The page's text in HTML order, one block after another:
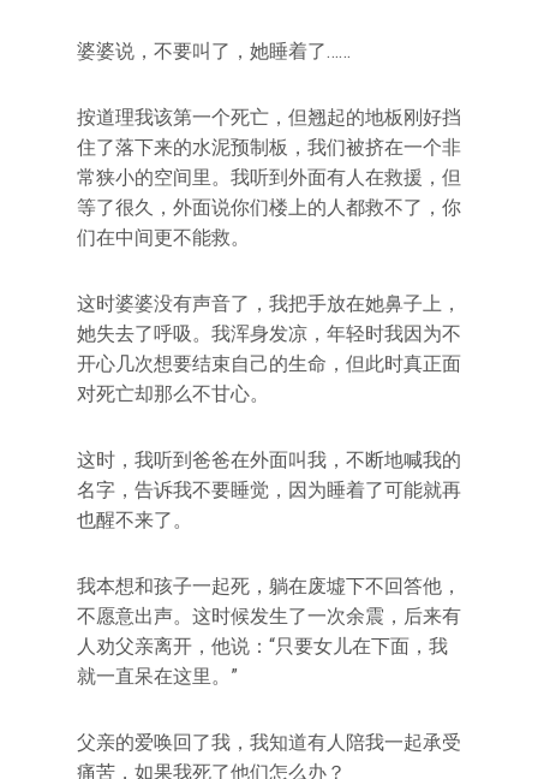
婆婆说，不要叫了，她睡着了……
按道理我该第一个死亡，但翘起的地板刚好挡
住了落下来的水泥预制板，我们被挤在一个非
常狭小的空间里。我听到外面有人在救援，但
等了很久，外面说你们楼上的人都救不了，你
们在中间更不能救。
这时婆婆没有声音了，我把手放在她鼻子上，
她失去了呼吸。我浑身发凉，年轻时我因为不
开心几次想要结束自己的生命，但此时真正面
对死亡却那么不甘心。
这时，我听到爸爸在外面叫我，不断地喊我的
名字，告诉我不要睡觉，因为睡着了可能就再
也醒不来了。
我本想和孩子一起死，躺在废墟下不回答他，
不愿意出声。这时候发生了一次余震，后来有
人劝父亲离开，他说：“只要女儿在下面，我
就一直呆在这里。”
父亲的爱唤回了我，我知道有人陪我一起承受
痛苦，如果我死了他们怎么办？